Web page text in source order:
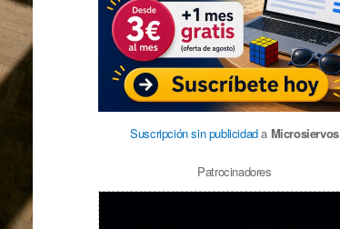
Suscripción sin publicidada Microsiervos
Patrocinadores